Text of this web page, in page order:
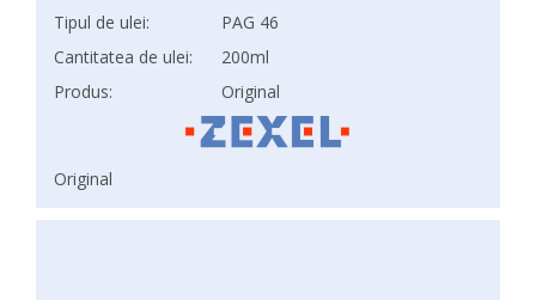
Tipul de ulei:
PAG 46
Cantitatea de ulei:
200ml
Produs:
Original
Original